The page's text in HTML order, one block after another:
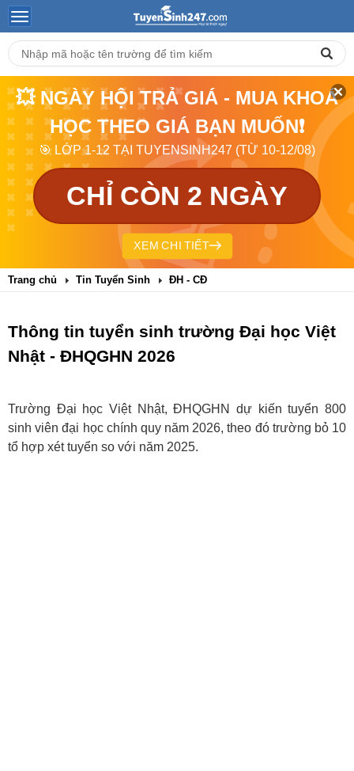
💥 NGÀY HỘI TRẢ GIÁ - MUA KHOÁ
HỌC THEO GIÁ BẠN MUỐN❗
🎯 LỚP 1-12 TẠI TUYENSINH247 (TỪ 10-12/08)
CHỈ CÒN 2 NGÀY
XEM CHI TIẾT
Trang chủ Tin Tuyển Sinh ĐH - CĐ
Thông tin tuyển sinh trường Đại học Việt
Nhật - ĐHQGHN 2026
Trường Đại học Việt Nhật, ĐHQGHN dự kiến tuyển 800
sinh viên đại học chính quy năm 2026, theo đó trường bỏ 10
tổ hợp xét tuyển so với năm 2025.